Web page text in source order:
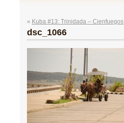
« Kuba #13: Trinidada – Cienfuegos
dsc_1066